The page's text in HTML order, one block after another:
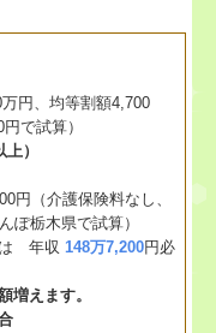
円、均等割額4,700
で試算）
）
（介護保険料なし、
ぽ栃木県で試算）
は 年収148万7,200円必
増えます。